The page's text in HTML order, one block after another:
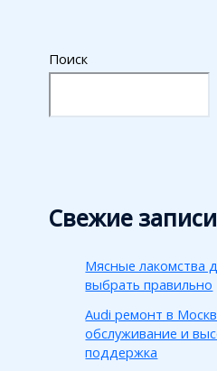
Поиск
Свежие записи
Мясные лакомства
выбрать правильно
Audi ремонт в
обслуживание и
поддержка